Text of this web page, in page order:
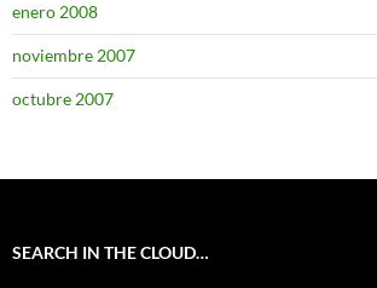
enero 2008
noviembre 2007
octubre 2007
SEARCH IN THE CLOUD…